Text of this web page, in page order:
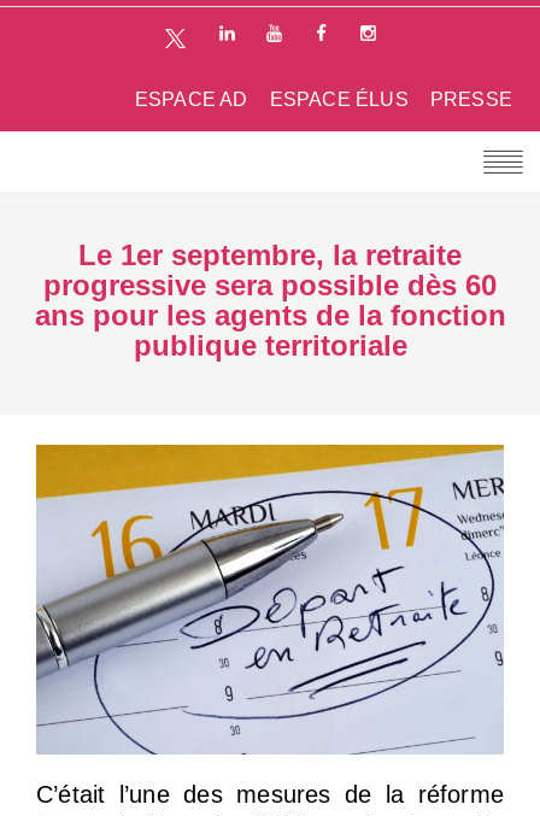
PRESSE
ESPACE ÉLUS
ESPACE AD
Le 1er septembre, la retraite
progressive sera possible dès 60
ans pour les agents de la fonction
publique territoriale
C’était l’une des mesures de la réforme